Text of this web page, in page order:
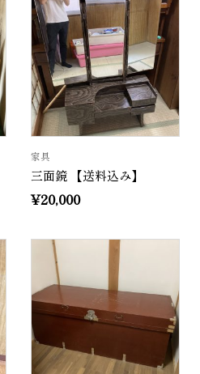
家具
三面鏡 【送料込み】
¥20,000